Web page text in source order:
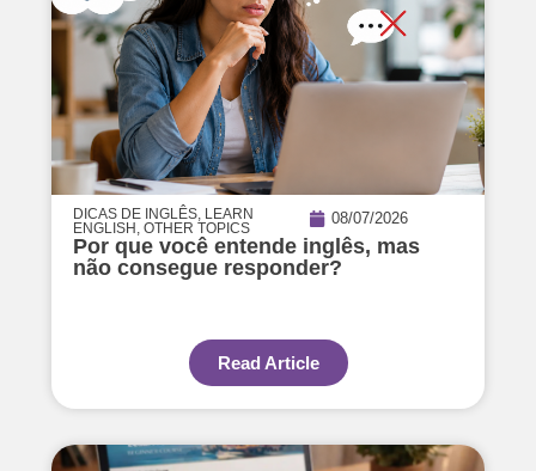
DICAS DE INGLÊS, LEARN
ENGLISH , OTHER TOPICS
08/07/2026
Por que você entende inglês, mas
não consegue responder?
Read Article